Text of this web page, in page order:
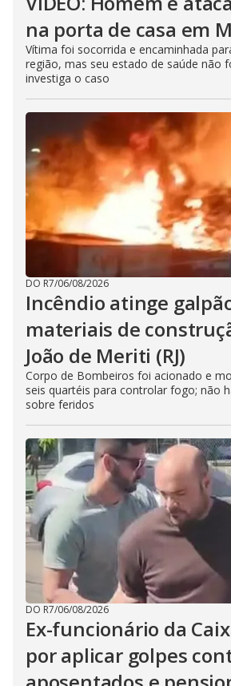
na porta de casa em
Vítima foi socorrida e encaminhada
região, mas seu estado de saúde não
investiga o caso
DO R7/06/08/2026
Incêndio atinge
materiais de
João de Meriti (RJ)
Corpo de Bombeiros foi acionado e
seis quartéis para controlar fogo; não
sobre feridos
DO R7/06/08/2026
Ex-funcionário da
por aplicar golpes